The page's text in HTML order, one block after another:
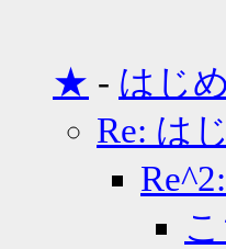
★ - はじ
Re: は